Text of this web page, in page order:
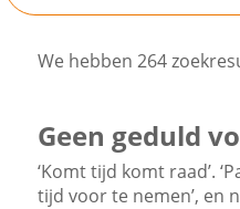
We hebben 264
Geen geduld
‘Komt tijd komt raad’.
tijd voor te nemen’, en